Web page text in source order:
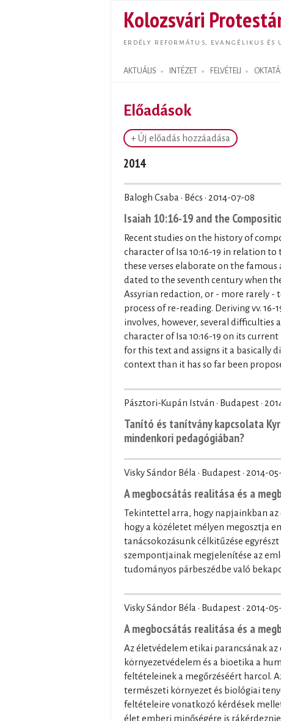
Kolozsvári
ERDÉLY REFORMÁTUS, EVANGÉLIKUS ÉS
AKTUÁLIS INTÉZET FELVÉTELI
Search form
Előadások
+ Új előadás hozzáadása
2014
Balogh Csaba · Bécs · 2014-07-08
Isaiah 10:16-19 and the
Recent studies on the history of
character of Isa 10:16-19 in relation
these verses elaborate on the famous
dated to the seventh century when
Assyrian redaction, or - more rarely
process of re-reading. Deriving vv.
involves, however, several difficulties
character of Isa 10:16-19 on its
for this text and assigns it a basically
context than it has so far been
Pásztori-Kupán István · Budapest ·
Tanító és tanítvány kapcsolata
mindenkori pedagógiában?
Visky Sándor Béla · Budapest · 2014-
A megbocsátás realitása és a
Tekintettel arra, hogy napjainkban
hogy a közéletet mélyen megosztja
tanácsokozásunk célkitűzése
szempontjainak megjelenítése az
tudományos párbeszédbe való
Visky Sándor Béla · Budapest · 2014-
A megbocsátás realitása és a
Az életvédelem etikai parancsának
környezetvédelem és a bioetika a
feltételeinek a megőrzéséért harcol.
természeti környezet és biológiai
feltételeire vonatkozó kérdések
élet emberi minőségére is